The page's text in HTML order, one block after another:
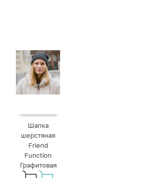
Шапка
шерстяная
Friend
Function
Графитовая